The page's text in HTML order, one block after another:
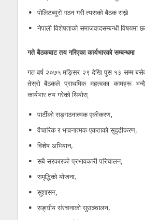
पोलिटब्युरो गठन गरी त्यसको बैठक राख्ने
नेपाली विशेषताको समाजवादसम्बन्धी
गते बैठकबाट तय गरिएका कार्यभारको सम्बन्धमा
गत वर्ष २०७५ मङ्सिर २९ देखि पुस १३ सम्म
तेस्रो बैठकले प्राथमिक महत्वका कामहरू भन्दै
कार्यभार तय गरेको थियोस्
पार्टीको सङ्गठनात्मक एकीकरण,
वैचारिक र भावनात्मक एकताको सुदृढीकरण,
विशेष अभियान,
सबै सरकारको प्रभावकारी परिचालन,
समृद्धिको योजना,
सुशासन,
सङ्घीय संरचनाको सुसञ्चालन,